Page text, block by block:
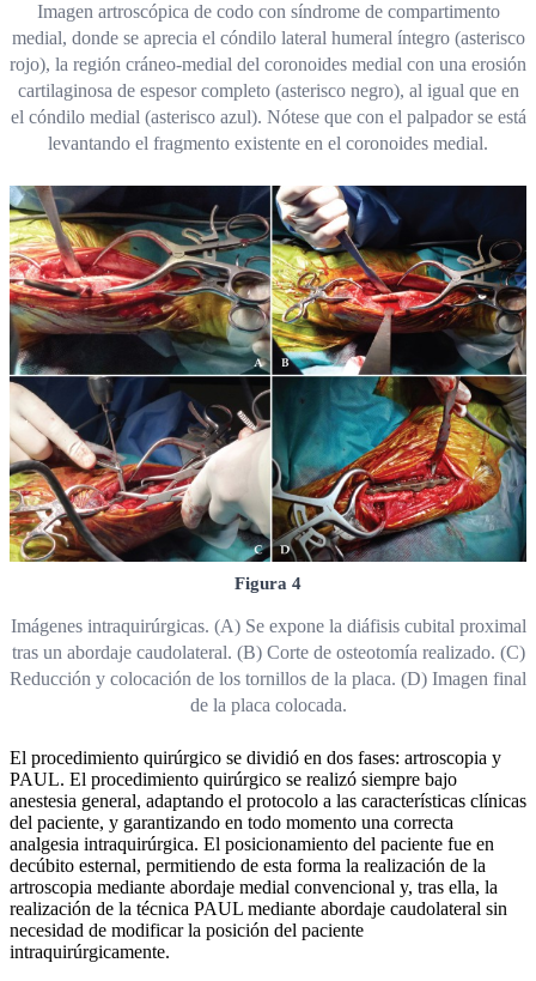
Imagen artroscópica de codo con síndrome de compartimento
medial, donde se aprecia el cóndilo lateral humeral íntegro (asterisco
rojo), la región cráneo-medial del coronoides medial con una erosión
cartilaginosa de espesor completo (asterisco negro), al igual que en
el cóndilo medial (asterisco azul). Nótese que con el palpador se está
levantando el fragmento existente en el coronoides medial.
Figura 4
Imágenes intraquirúrgicas. (A) Se expone la diáfisis cubital proximal
tras un abordaje caudolateral. (B) Corte de osteotomía realizado. (C)
Reducción y colocación de los tornillos de la placa. (D) Imagen final
de la placa colocada.
El procedimiento quirúrgico se dividió en dos fases: artroscopia y
PAUL. El procedimiento quirúrgico se realizó siempre bajo
anestesia general, adaptando el protocolo a las características clínicas
del paciente, y garantizando en todo momento una correcta
analgesia intraquirúrgica. El posicionamiento del paciente fue en
decúbito esternal, permitiendo de esta forma la realización de la
artroscopia mediante abordaje medial convencional y, tras ella, la
realización de la técnica PAUL mediante abordaje caudolateral sin
necesidad de modificar la posición del paciente
intraquirúrgicamente.